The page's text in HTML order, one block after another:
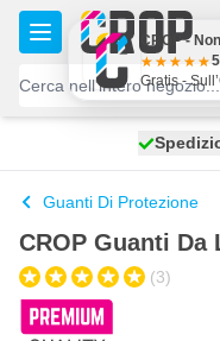
Salta al contenuto
100
Guanti Di Protezione
CROP Guanti
(3)
CROP -
5
Gratis -